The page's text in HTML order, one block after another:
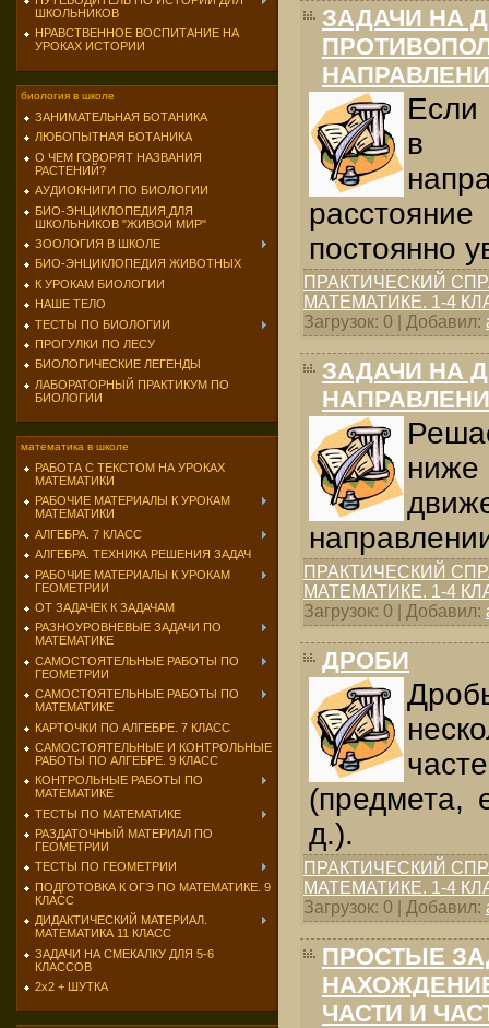
ШКОЛЬНИКОВ
НРАВСТВЕННОЕ ВОСПИТАНИЕ НА
УРОКАХ ИСТОРИИ
биология в школе
ЗАНИМАТЕЛЬНАЯ БОТАНИКА
ЛЮБОПЫТНАЯ БОТАНИКА
О ЧЕМ ГОВОРЯТ НАЗВАНИЯ
РАСТЕНИЙ?
АУДИОКНИГИ ПО БИОЛОГИИ
БИО-ЭНЦИКЛОПЕДИЯ ДЛЯ
ШКОЛЬНИКОВ "ЖИВОЙ МИР"
ЗООЛОГИЯ В ШКОЛЕ
БИО-ЭНЦИКЛОПЕДИЯ ЖИВОТНЫХ
К УРОКАМ БИОЛОГИИ
НАШЕ ТЕЛО
ТЕСТЫ ПО БИОЛОГИИ
ПРОГУЛКИ ПО ЛЕСУ
БИОЛОГИЧЕСКИЕ ЛЕГЕНДЫ
ЛАБОРАТОРНЫЙ ПРАКТИКУМ ПО
БИОЛОГИИ
математика в школе
РАБОТА С ТЕКСТОМ НА УРОКАХ
МАТЕМАТИКИ
РАБОЧИЕ МАТЕРИАЛЫ К УРОКАМ
МАТЕМАТИКИ
АЛГЕБРА. 7 КЛАСС
АЛГЕБРА. ТЕХНИКА РЕШЕНИЯ ЗАДАЧ
РАБОЧИЕ МАТЕРИАЛЫ К УРОКАМ
ГЕОМЕТРИИ
ОТ ЗАДАЧЕК К ЗАДАЧАМ
РАЗНОУРОВНЕВЫЕ ЗАДАЧИ ПО
МАТЕМАТИКЕ
САМОСТОЯТЕЛЬНЫЕ РАБОТЫ ПО
ГЕОМЕТРИИ
САМОСТОЯТЕЛЬНЫЕ РАБОТЫ ПО
МАТЕМАТИКЕ
КАРТОЧКИ ПО АЛГЕБРЕ. 7 КЛАСС
САМОСТОЯТЕЛЬНЫЕ И КОНТРОЛЬНЫЕ
РАБОТЫ ПО АЛГЕБРЕ. 9 КЛАСС
КОНТРОЛЬНЫЕ РАБОТЫ ПО
МАТЕМАТИКЕ
ТЕСТЫ ПО МАТЕМАТИКЕ
РАЗДАТОЧНЫЙ МАТЕРИАЛ ПО
ГЕОМЕТРИИ
ТЕСТЫ ПО ГЕОМЕТРИИ
ПОДГОТОВКА К ОГЭ ПО МАТЕМАТИКЕ. 9
КЛАСС
ДИДАКТИЧЕСКИЙ МАТЕРИАЛ.
МАТЕМАТИКА 11 КЛАСС
ЗАДАЧИ НА СМЕКАЛКУ ДЛЯ 5-6
КЛАССОВ
2х2 + ШУТКА
ЗАДАЧИ НА
Если
в
постоянно
ПРАКТИЧЕСКИЙ
МАТЕМАТИКЕ. 1-4
Загрузок: 0 | Добавил:
ЗАДАЧИ НА
ПРАКТИЧЕСКИЙ
МАТЕМАТИКЕ. 1-4
Загрузок: 0 | Добавил:
ДРОБИ
(предмета,
д.).
ПРАКТИЧЕСКИЙ
МАТЕМАТИКЕ. 1-4
Загрузок: 0 | Добавил:
ПРОСТЫЕ
ЧАСТИ И